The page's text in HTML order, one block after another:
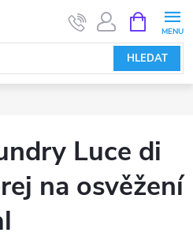
HLEDAT
NÁKUPNÍ
KOŠÍK
Luce di
na osvěžení